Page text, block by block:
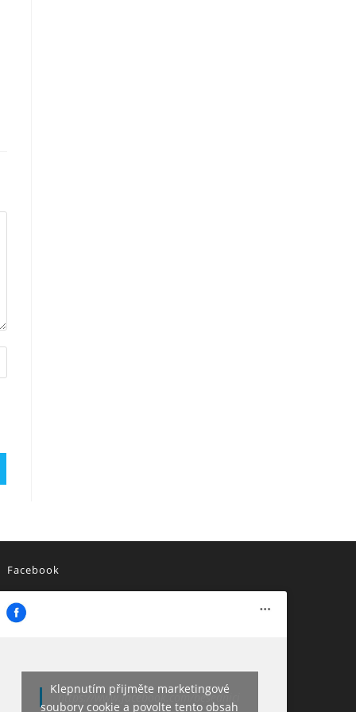
Facebook
https://www.facebook.com/besednici
Klepnutím přijměte marketingové
soubory cookie a povolte tento obsah